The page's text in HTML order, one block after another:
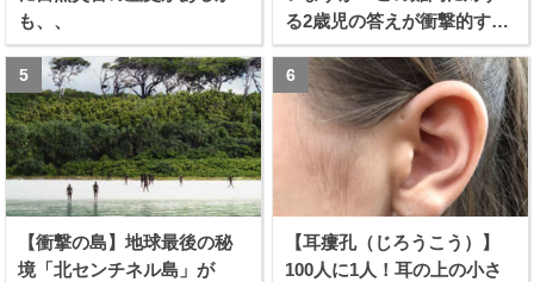
も、、
る2歳児の答えが衝撃的すぎ
る！！
【衝撃の島】地球最後の秘
境「北センチネル島」が
【耳瘻孔（じろうこう）】
100人に1人！耳の上の小さ